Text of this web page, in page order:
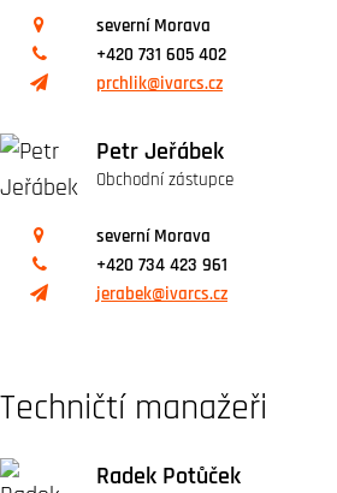
severní Morava
+420 731 605 402
prchlik@ivarcs.cz
Petr Jeřábek
Obchodní zástupce
severní Morava
+420 734 423 961
jerabek@ivarcs.cz
Techničtí manažeři
Radek Potůček